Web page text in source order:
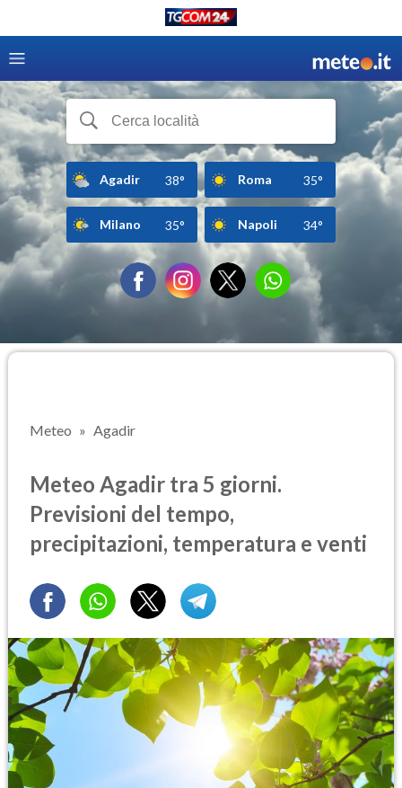
Agadir 38° Roma 35°
Milano 35° Napoli 34°
Meteo Agadir
Meteo Agadir tra 5 giorni.
Previsioni del tempo,
precipitazioni, temperatura e venti